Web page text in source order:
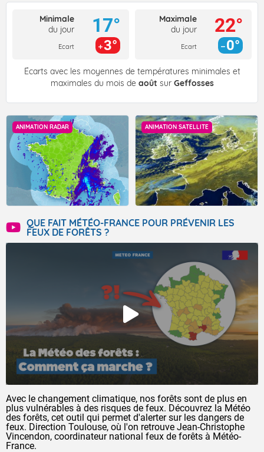
Minimale
du jour
Ecart
17°
3°
Maximale
du jour
Ecart
22°
0°
Écarts avec les moyennes de températures minimales et
maximales du mois de août sur Geffosses
ANIMATION RADAR ANIMATION SATELLITE
QUE FAIT MÉTÉO-FRANCE POUR PRÉVENIR LES
FEUX DE FORÊTS ?
Avec le changement climatique, nos forêts sont de plus en
plus vulnérables à des risques de feux. Découvrez la Météo
des forêts, cet outil qui permet d'alerter sur les dangers de
feux. Direction Toulouse, où l'on retrouve Jean-Christophe
Vincendon, coordinateur national feux de forêts à Météo-
France.